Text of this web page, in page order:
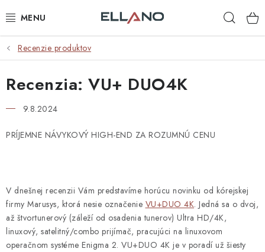
na
NOVINKY
PRÍJEM TV
ELEKTRO
ZÁHRADA
ROZBALENÝ TOVAR
VÝPREDAJ
Recenzie produktov
Recenzia: VU+ DUO4K
9.8.2024
PRÍJEMNE NÁVYKOVÝ HIGH-END ZA ROZUMNÚ CENU
V dnešnej recenzii Vám predstavíme horúcu novinku od kórejskej
firmy Marusys, ktorá nesie označenie VU+DUO 4K. Jedná sa o dvoj,
až štvortunerový (záleží od osadenia tunerov) Ultra HD/4K,
linuxový, satelitný/combo prijímač, pracujúci na linuxovom
operačnom systéme Enigma 2. VU+DUO 4K je v poradí už šiesty